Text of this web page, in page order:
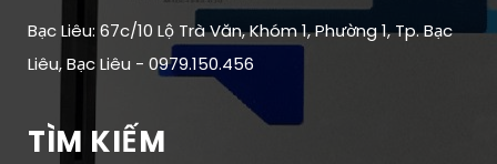
Bạc Liêu: 67c/10 Lộ Trà Văn, Khóm 1, Phường 1, Tp. Bạc
Liêu, Bạc Liêu - 0979.150.456
TÌM KIẾM